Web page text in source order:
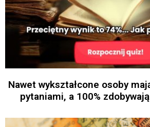
Nawet wykształcone osoby
pytaniami, a 100%